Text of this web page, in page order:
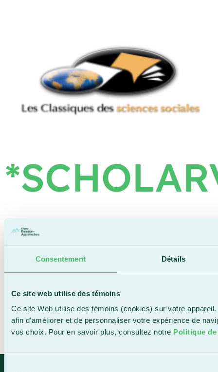
Consentement Détails
Ce site web utilise des témoins
Ce site Web utilise des témoins (cookies) sur votre
afin d'améliorer et de personnaliser votre expérience de
vos choix. Pour en savoir plus, consultez notre Politique